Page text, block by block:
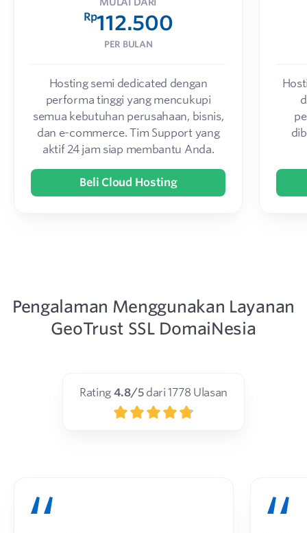
Rp112.500
PER BULAN
Hosting semi dedicated dengan
performa tinggi yang mencukupi
semua kebutuhan perusahaan, bisnis,
dan e-commerce. Tim Support yang
aktif 24 jam siap membantu Anda.
Beli Cloud Hosting
Pengalaman Menggunakan Layanan
GeoTrust SSL DomaiNesia
Rating 4.8/5dari1778 Ulasan